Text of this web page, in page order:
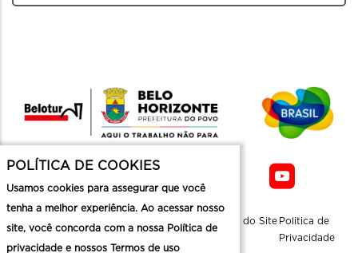
Mapa do Site Politica de
Privacidade
POLÍTICA DE COOKIES
Usamos cookies para assegurar que você
tenha a melhor experiência. Ao acessar nosso
site, você concorda com a nossa Política de
privacidade e nossos Termos de uso